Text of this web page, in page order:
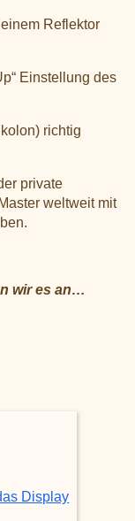
Reflektor
Einstellung des
richtig
private
weltweit mit
wir es an…
Display